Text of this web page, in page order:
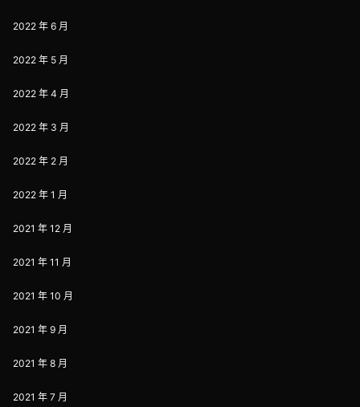
2022 年 6 月
2022 年 5 月
2022 年 4 月
2022 年 3 月
2022 年 2 月
2022 年 1 月
2021 年 12 月
2021 年 11 月
2021 年 10 月
2021 年 9 月
2021 年 8 月
2021 年 7 月